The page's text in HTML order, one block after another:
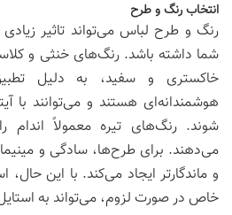
انتخاب رنگ و طرح
رنگ و طرح لباس می‌تواند تاثیر
شما داشته باشد. رنگ‌های خنثی و
خاکستری و سفید، به دلیل
هوشمندانه‌ای هستند و می‌توانند با
شوند. رنگ‌های تیره معمولاً اندام
می‌دهند. برای طرح‌ها، سادگی و
و ماندگارتر ایجاد می‌کند. با این
خاص در صورت لزوم، می‌تواند به